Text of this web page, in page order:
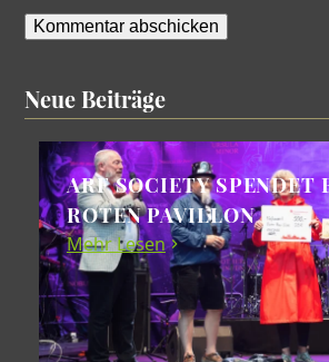
Neue Beiträge
ARF SOCIETY SPENDET
ROTEN PAVILLON
Mehr Lesen